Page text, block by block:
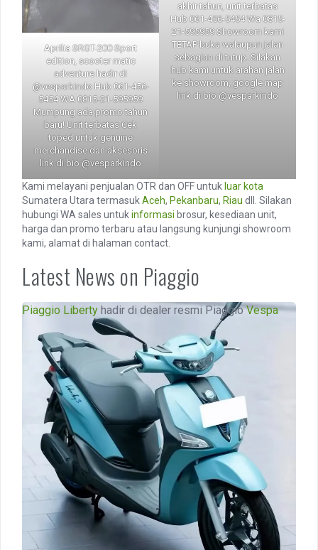
Aprilia SRGT-200 Sport
edition, scooter matic
adventure hadir di
@vesparkindo Hub 061-456-
5454 WA 0815-21-595959
Mumpung ada promo tahun
baru! Unit terbatas Cek
toped untuk genuine
merchandise dan aksesoris
link di bio @vesparkindo
akhir tahun, unit terbatas
Hub 061-456-5454 Wa 0815-
21-595959Showroomkami
TETAP buka walaupun jalan
sebagian di tutup. Silakan
hub kami untuk arahan jalan
ke showroom, google map
link di bio @vesparkindo
Kami melayani penjualan OTR dan OFF untukluar kota
Sumatera Utara termasukAceh, Pekanbaru, Riau dll. Silakan
hubungi WA sales untukinformasi brosur, kesediaan unit,
harga dan promo terbaru atau langsung kunjungi showroom
kami, alamat di halaman contact.
Latest News on Piaggio
The
Piaggio Liberty hadir di dealer resmi PiaggioVespa